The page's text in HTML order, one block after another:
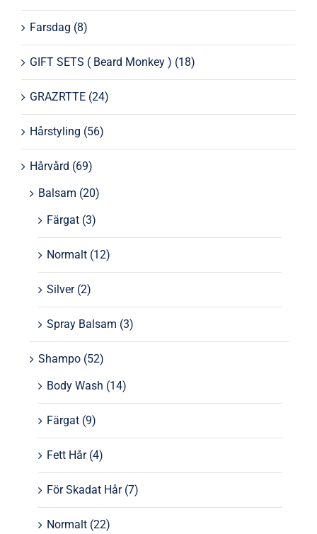
Farsdag (8)
GIFT SETS ( Beard Monkey ) (18)
GRAZRTTE (24)
Hårstyling (56)
Hårvård (69)
Balsam (20)
Färgat (3)
Normalt (12)
Silver (2)
Spray Balsam (3)
Shampo (52)
Body Wash (14)
Färgat (9)
Fett Hår (4)
För Skadat Hår (7)
Normalt (22)